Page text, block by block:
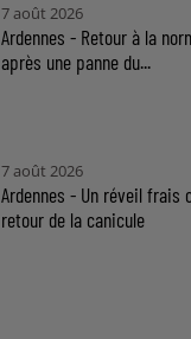
7 août 2026
Ardennes - Retour à la
après une panne du...
7 août 2026
Ardennes - Un réveil frais
retour de la canicule